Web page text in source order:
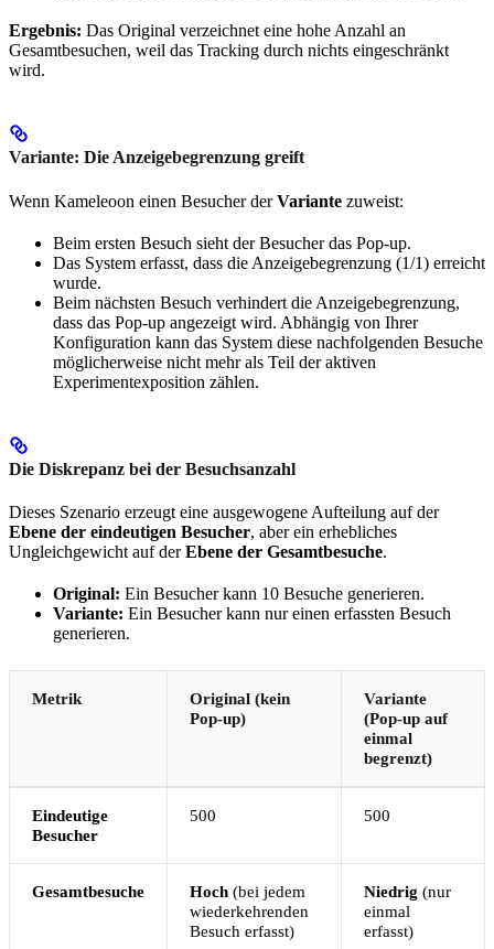
Ergebnis: Das Original verzeichnet eine hohe Anzahl an
Gesamtbesuchen, weil das Tracking durch nichts eingeschränkt
wird.
Variante: Die Anzeigebegrenzung greift
Wenn Kameleoon einen Besucher derVariante zuweist:
Beim ersten Besuch sieht der Besucher das Pop-up.
Das System erfasst, dass die Anzeigebegrenzung (1/1) erreicht
wurde.
Beim nächsten Besuch verhindert die Anzeigebegrenzung,
dass das Pop-up angezeigt wird. Abhängig von Ihrer
Konfiguration kann das System diese nachfolgenden Besuche
möglicherweise nicht mehr als Teil der aktiven
Experimentexposition zählen.
Die Diskrepanz bei der Besuchsanzahl
Dieses Szenario erzeugt eine ausgewogene Aufteilung auf der
Ebene der eindeutigen Besucher, aber ein erhebliches
Ungleichgewicht auf derEbene der Gesamtbesuche.
Original: Ein Besucher kann 10 Besuche generieren.
Variante: Ein Besucher kann nur einen erfassten Besuch
generieren.
Metrik
Original (kein
Pop-up)
Variante
(Pop-up auf
einmal
begrenzt)
Eindeutige
Besucher
500 500
Gesamtbesuche Hoch (bei jedem
wiederkehrenden
Besuch erfasst)
Niedrig (nur
einmal
erfasst)